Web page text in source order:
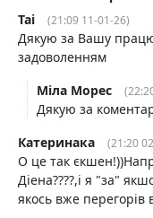
Tai (21:09 11-01-26)
Дякую за Вашу
задоволенням
Міла Морес
Дякую за
Катеринака
(21:20
О це так
Діена????,і я "за"
якось вже перегорів